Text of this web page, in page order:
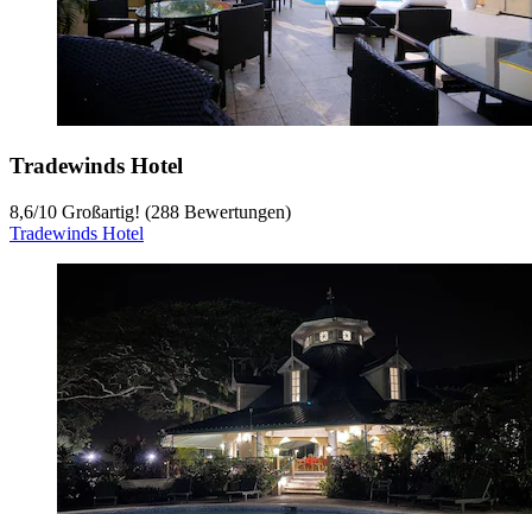
Tradewinds Hotel
8,6/10 Großartig! (288 Bewertungen)
Tradewinds Hotel